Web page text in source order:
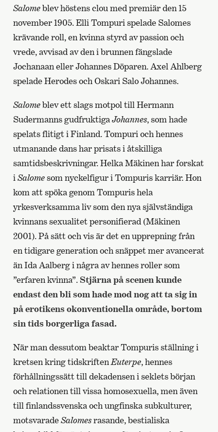
Salomeblev höstens clou med premiär den 15
november 1905. Elli Tompuri spelade Salomes
krävande roll, en kvinna styrd av passion och
vrede, avvisad av den i brunnen fängslade
Jochanaan eller Johannes Döparen. Axel Ahlberg
spelade Herodes och Oskari Salo Johannes.
Salomeblev ett slags motpol till Hermann
Sudermanns gudfruktigaJohannes, som hade
spelats flitigt i Finland. Tompuri och hennes
utmanande dans har prisats i åtskilliga
samtidsbeskrivningar. Helka Mäkinen har forskat
i Salomesom nyckelfigur i Tompuris karriär. Hon
kom att spöka genom Tompuris hela
yrkesverksamma liv som den nya självständiga
kvinnans sexualitet personifierad (Mäkinen
2001). På sätt och vis är det en upprepning från
en tidigare generation och snäppet mer avancerat
än Ida Aalberg i några av hennes roller som
”erfaren kvinna”.Stjärna på scenen kunde
endast den bli som hade mod nog att ta sig in
på erotikens okonventionella område, bortom
sin tids borgerliga fasad.
När man dessutom beaktar Tompuris ställning i
kretsen kring tidskriftenEuterpe, hennes
förhållningssätt till dekadensen i seklets början
och relationen till vissa homosexuella, men även
till finlandssvenska och ungfinska subkulturer,
motsvaradeSalomesrasande, bestialiska